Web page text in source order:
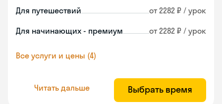
Для путешествий от 2282 ₽ / урок
Для начинающих - премиум от 2282 ₽ / урок
Все услуги и цены (4)
Читать дальше Выбрать время